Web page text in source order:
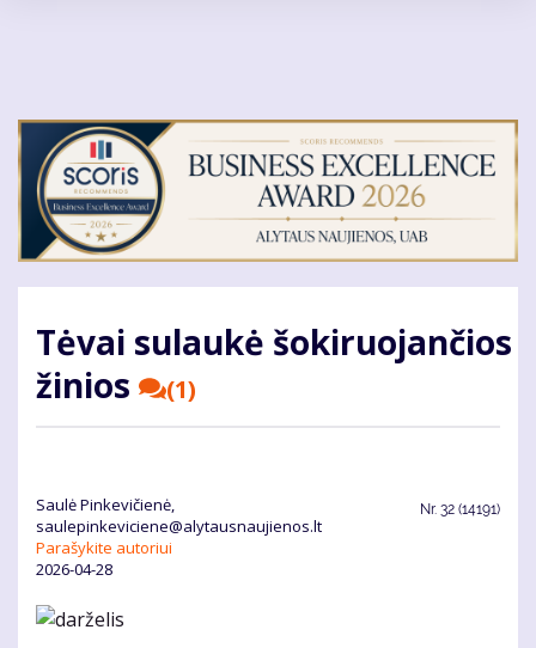
Tėvai sulaukė šokiruojančios
žinios
(1)
Saulė Pinkevičienė,
saulepinkeviciene@alytausnaujienos.lt
Parašykite autoriui
2026-04-28
Nr. 32 (14191)